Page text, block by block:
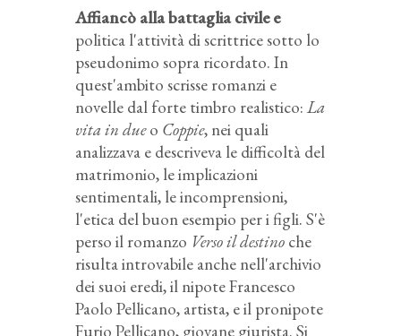
Affiancò alla battaglia civile e
politica l'attività di scrittrice sotto lo
pseudonimo sopra ricordato. In
quest'ambito scrisse romanzi e
novelle dal forte timbro realistico: La
vita in dueo Coppie, nei quali
analizzava e descriveva le difficoltà del
matrimonio, le implicazioni
sentimentali, le incomprensioni,
l'etica del buon esempio per i figli. S'è
perso il romanzo Verso il destino che
risulta introvabile anche nell'archivio
dei suoi eredi, il nipote Francesco
Paolo Pellicano, artista, e il pronipote
Furio Pellicano, giovane giurista. Si